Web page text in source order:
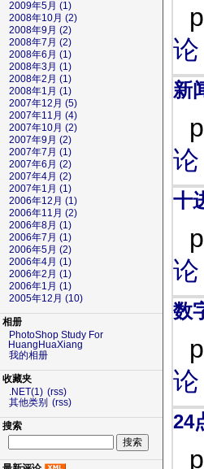
2009年5月 (1)
2008年10月 (2)
2008年9月 (2)
2008年7月 (2)
2008年6月 (1)
2008年3月 (1)
2008年2月 (1)
2008年1月 (1)
2007年12月 (5)
2007年11月 (4)
2007年10月 (2)
2007年9月 (2)
2007年7月 (1)
2007年6月 (2)
2007年4月 (2)
2007年1月 (1)
2006年12月 (1)
2006年11月 (2)
2006年8月 (1)
2006年7月 (1)
2006年5月 (2)
2006年4月 (1)
2006年2月 (1)
2006年1月 (1)
2005年12月 (10)
相册
PhotoShop Study For
HuangHuaXiang
我的相册
收藏夹
.NET(1) (rss)
其他类别
(rss)
搜索
新
十
数
24